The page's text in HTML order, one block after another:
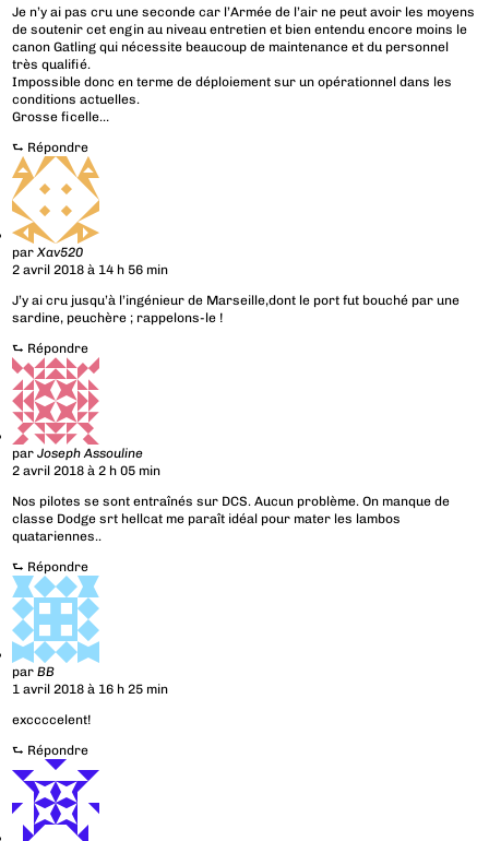
Je n’y ai pas cru une seconde car l’Armée de l’air ne peut avoir les moyens
de soutenir cet engin au niveau entretien et bien entendu encore moins le
canon Gatling qui nécessite beaucoup de maintenance et du personnel
très qualifié.
Impossible donc en terme de déploiement sur un opérationnel dans les
conditions actuelles.
Grosse ficelle…
⮑ Répondre
parXav520
2 avril 2018 à 14 h 56 min
J’y ai cru jusqu’à l’ingénieur de Marseille,dont le port fut bouché par une
sardine, peuchère ; rappelons-le !
⮑ Répondre
parJoseph Assouline
2 avril 2018 à 2 h 05 min
Nos pilotes se sont entraînés sur DCS. Aucun problème. On manque de
classe Dodge srt hellcat me paraît idéal pour mater les lambos
quatariennes..
⮑ Répondre
parBB
1 avril 2018 à 16 h 25 min
exccccelent!
⮑ Répondre